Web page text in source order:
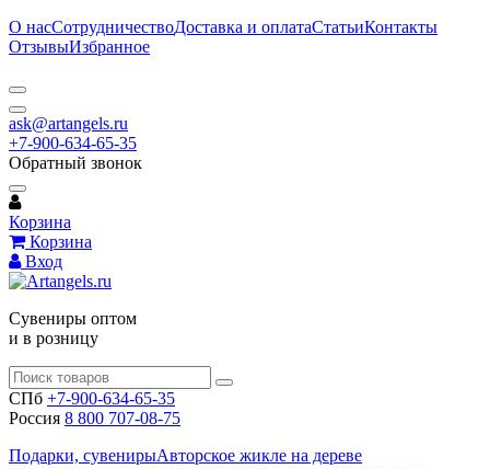
О насСотрудничествоДоставка и оплатаСтатьиКонтакты
ОтзывыИзбранное
ask@artangels.ru
+7-900-634-65-35
Обратный звонок
Корзина
Корзина
Вход
Сувениры оптом
и в розницу
СПб +7-900-634-65-35
Россия 8 800 707-08-75
Подарки, сувенирыАвторское жикле на дереве